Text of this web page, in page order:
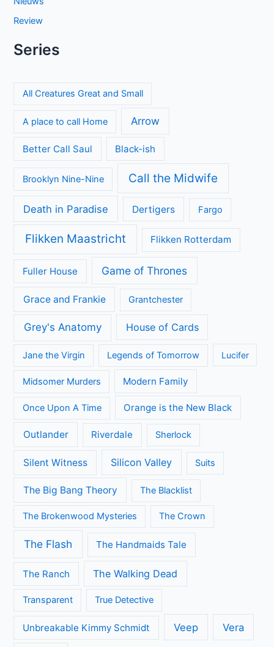
Review
Series
All Creatures Great and Small
A place to call Home Arrow
Better Call Saul Black-ish
Brooklyn Nine-Nine Call the Midwife
Death in Paradise Dertigers Fargo
Flikken Maastricht Flikken Rotterdam
Fuller House Game of Thrones
Grace and Frankie Grantchester
Grey's Anatomy House of Cards
Jane the Virgin Legends of Tomorrow Lucifer
Midsomer Murders Modern Family
Once Upon A Time Orange is the New Black
Outlander Riverdale Sherlock
Silent Witness Silicon Valley Suits
The Big Bang Theory The Blacklist
The Brokenwood Mysteries The Crown
The Flash The Handmaids Tale
The Ranch The Walking Dead
Transparent True Detective
Unbreakable Kimmy Schmidt Veep Vera